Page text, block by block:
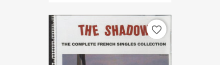
favorite_border